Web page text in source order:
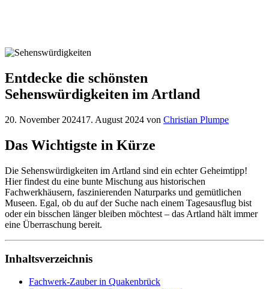
Entdecke die schönsten
Sehenswürdigkeiten im Artland
20. November 202417. August 2024 von Christian Plumpe
Das Wichtigste in Kürze
Die Sehenswürdigkeiten im Artland sind ein echter Geheimtipp!
Hier findest du eine bunte Mischung aus historischen
Fachwerkhäusern, faszinierenden Naturparks und gemütlichen
Museen. Egal, ob du auf der Suche nach einem Tagesausflug bist
oder ein bisschen länger bleiben möchtest – das Artland hält immer
eine Überraschung bereit.
Inhaltsverzeichnis
Fachwerk-Zauber in Quakenbrück